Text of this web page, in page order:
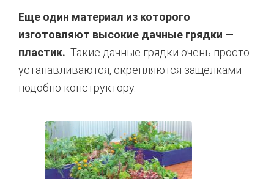
Еще один материал из которого
изготовляют высокие дачные грядки —
пластик. Такие дачные грядки очень просто
устанавливаются, скрепляются защелками
подобно конструктору.